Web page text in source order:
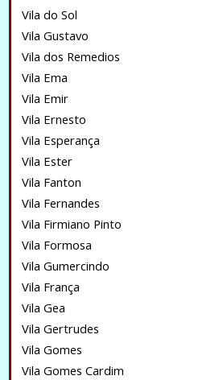
Vila do Sol
Vila Gustavo
Vila dos Remedios
Vila Ema
Vila Emir
Vila Ernesto
Vila Esperança
Vila Ester
Vila Fanton
Vila Fernandes
Vila Firmiano Pinto
Vila Formosa
Vila Gumercindo
Vila França
Vila Gea
Vila Gertrudes
Vila Gomes
Vila Gomes Cardim